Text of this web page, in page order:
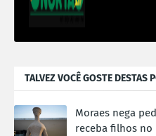
TALVEZ VOCÊ GOSTE DESTAS
Moraes nega
receba filhos no